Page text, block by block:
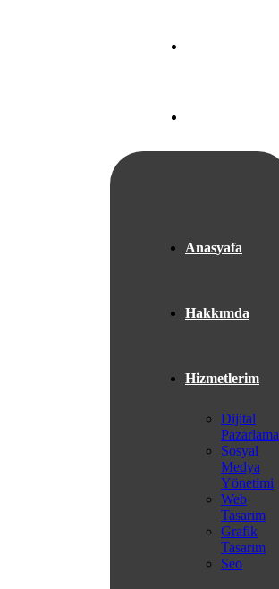
Anasyafa
Hakkımda
Hizmetlerim
Dijital
Pazarlama
Sosyal
Medya
Yönetimi
Web
Tasarım
Grafik
Tasarım
Seo